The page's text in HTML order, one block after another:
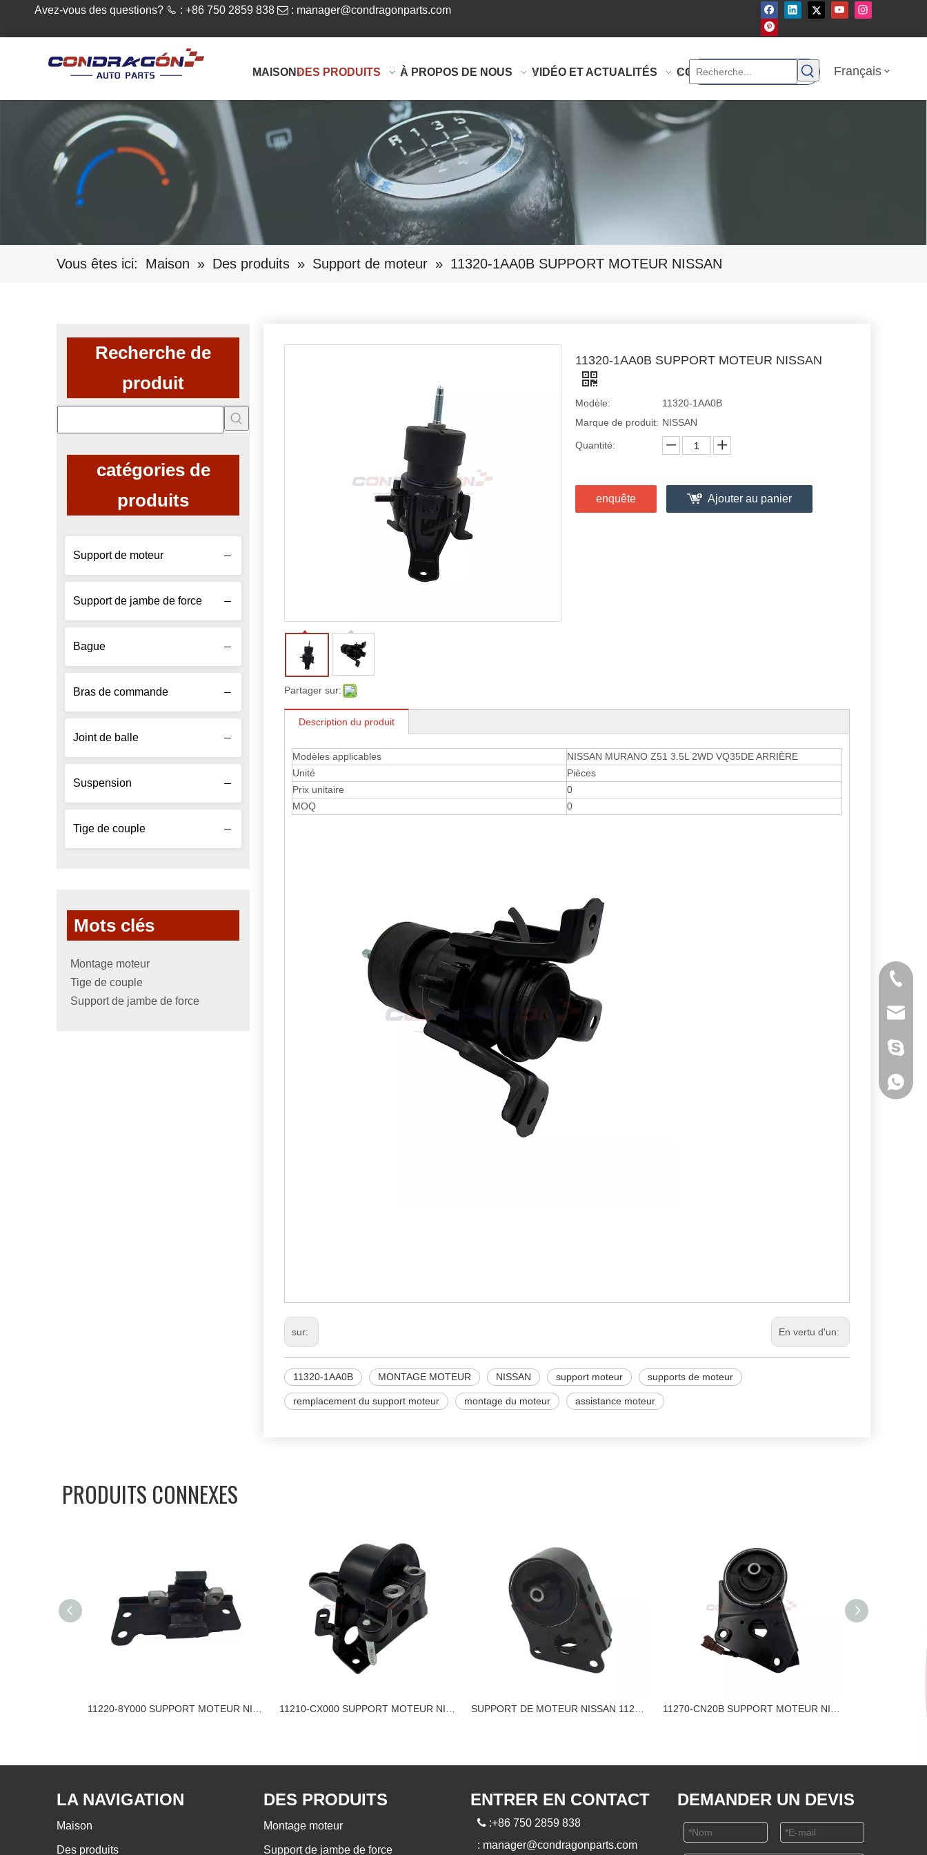
Avez-vous des questions?  : +86 750 2859 838  : manager@condragonparts.com
MAISON DES PRODUITS À PROPOS DE NOUS VIDÉO ET ACTUALITÉS CONTACTEZ-NOUS Français
Vous êtes ici: Maison » Des produits » Support de moteur » 11320-1AA0B SUPPORT MOTEUR NISSAN
Recherche de
produit
catégories de
produits
Support de moteur
Support de jambe de force
Bague
Bras de commande
Joint de balle
Suspension
Tige de couple
Mots clés
Montage moteur
Tige de couple
Support de jambe de force
Partager sur:
11320-1AA0B SUPPORT MOTEUR NISSAN
Modèle:
11320-1AA0B
Marque de produit: NISSAN
Quantité:
enquête Ajouter au panier
Description du produit
Modèles applicables
NISSAN MURANO Z51 3.5L 2WD VQ35DE ARRIÈRE
Unité
Pièces
Prix ​​unitaire
0
MOQ
0
sur: En vertu d'un:
11320-1AA0B MONTAGE MOTEUR NISSAN support moteur supports de moteur
remplacement du support moteur montage du moteur assistance moteur
PRODUITS CONNEXES
LA NAVIGATION
Maison
Des produits
DES PRODUITS
Montage moteur
Support de jambe de force
ENTRER EN CONTACT
 :+86 750 2859 838
: manager@condragonparts.com
DEMANDER UN DEVIS
Tél
E-mail
Skype